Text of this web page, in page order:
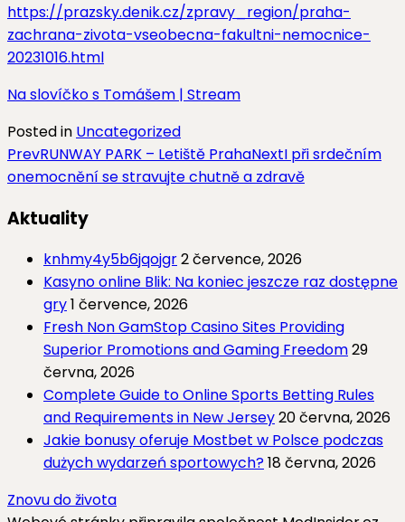
https://prazsky.denik.cz/zpravy_region/praha-
zachrana-zivota-vseobecna-fakultni-nemocnice-
20231016.html
Na slovíčko s Tomášem | Stream
Posted in Uncategorized
Post
navigation
PrevRUNWAY PARK – Letiště PrahaNextI při srdečním
onemocnění se stravujte chutně a zdravě
Aktuality
knhmy4y5b6jqojgr2 července, 2026
Kasyno online Blik: Na koniec jeszcze raz dostępne
gry1 července, 2026
Fresh Non GamStop Casino Sites Providing
Superior Promotions and Gaming Freedom29
června, 2026
Complete Guide to Online Sports Betting Rules
and Requirements in New Jersey20 června, 2026
Jakie bonusy oferuje Mostbet w Polsce podczas
dużych wydarzeń sportowych?18 června, 2026
Znovu do života